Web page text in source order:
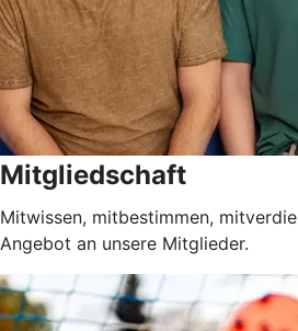
Mitgliedschaft
Mitwissen, mitbestimmen,
Angebot an unsere Mitglieder.